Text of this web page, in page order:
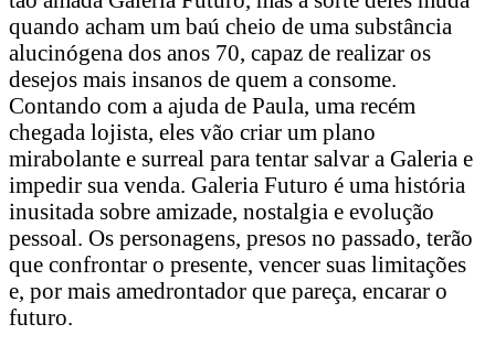
quando acham um baú cheio de uma substância
alucinógena dos anos 70, capaz de realizar os
desejos mais insanos de quem a consome.
Contando com a ajuda de Paula, uma recém
chegada lojista, eles vão criar um plano
mirabolante e surreal para tentar salvar a Galeria e
impedir sua venda. Galeria Futuro é uma história
inusitada sobre amizade, nostalgia e evolução
pessoal. Os personagens, presos no passado, terão
que confrontar o presente, vencer suas limitações
e, por mais amedrontador que pareça, encarar o
futuro.